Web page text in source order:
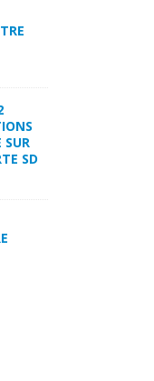
ET
WIFI